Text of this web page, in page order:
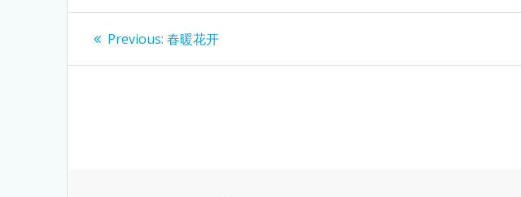
Post
navigation
Previous: Previous
春暖花开